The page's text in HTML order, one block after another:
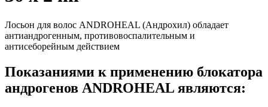
Лосьон для волос ANDROHEAL (Андрохил) обладает
антиандрогенным, противовоспалительным и
антисеборейным действием
Показаниями к применению блокатора
андрогенов ANDROHEAL являются: